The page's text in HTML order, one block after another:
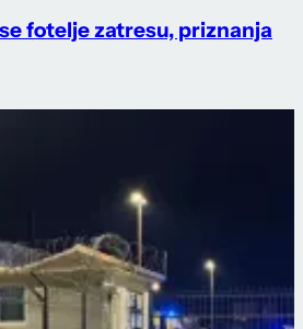
se fotelje zatresu, priznanja